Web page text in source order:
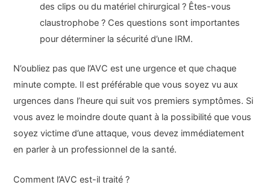
des clips ou du matériel chirurgical ? Êtes-vous
claustrophobe ? Ces questions sont importantes
pour déterminer la sécurité d’une IRM.
N’oubliez pas que l’AVC est une urgence et que chaque
minute compte. Il est préférable que vous soyez vu aux
urgences dans l’heure qui suit vos premiers symptômes. Si
vous avez le moindre doute quant à la possibilité que vous
soyez victime d’une attaque, vous devez immédiatement
en parler à un professionnel de la santé.
Comment l’AVC est-il traité ?